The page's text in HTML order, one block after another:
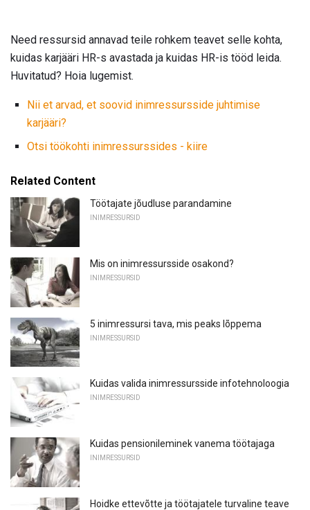
Need ressursid annavad teile rohkem teavet selle kohta,
kuidas karjääri HR-s avastada ja kuidas HR-is tööd leida.
Huvitatud? Hoia lugemist.
Nii et arvad, et soovid inimressursside juhtimise
karjääri?
Otsi töökohti inimressurssides - kiire
Related Content
Töötajate jõudluse parandamine
INIMRESSURSID
Mis on inimressursside osakond?
INIMRESSURSID
5 inimressursi tava, mis peaks lõppema
INIMRESSURSID
Kuidas valida inimressursside infotehnoloogia
INIMRESSURSID
Kuidas pensionileminek vanema töötajaga
INIMRESSURSID
Hoidke ettevõtte ja töötajatele turvaline teave